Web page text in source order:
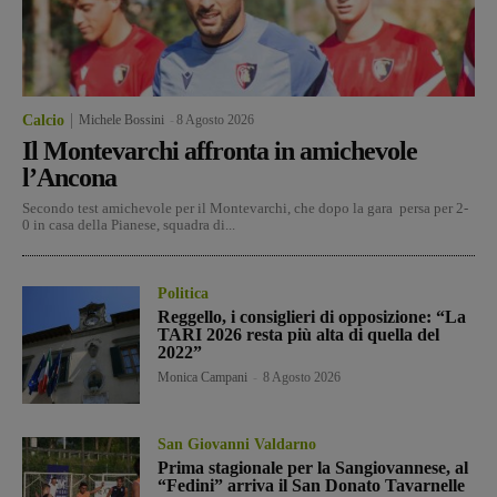
Calcio Michele Bossini 8 Agosto 2026
Il Montevarchi affronta in amichevole
l’Ancona
Secondo test amichevole per il Montevarchi, che dopo la gara persa per 2-
0 in casa della Pianese, squadra di...
Politica
Reggello, i consiglieri di opposizione: “La
TARI 2026 resta più alta di quella del
2022”
Monica Campani 8 Agosto 2026
San Giovanni Valdarno
Prima stagionale per la Sangiovannese, al
“Fedini” arriva il San Donato Tavarnelle